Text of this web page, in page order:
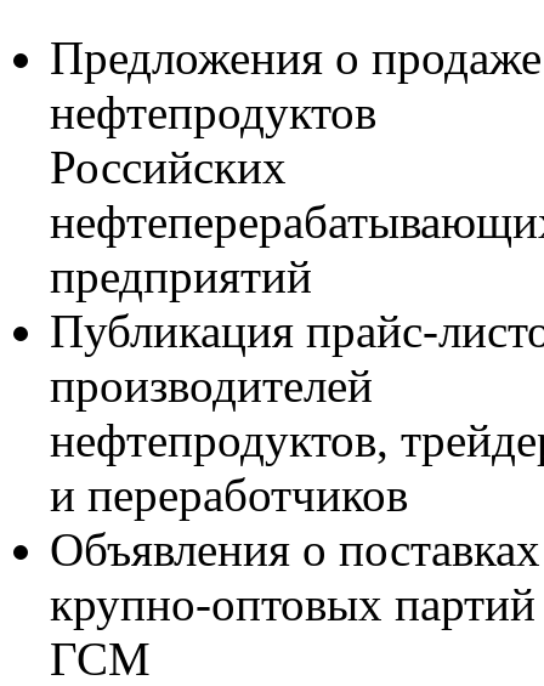
Предложения о продаже
нефтепродуктов
Российских
предприятий
Публикация прайс-
производителей
нефтепродуктов,
и переработчиков
Объявления о поставках
крупно-оптовых партий
ГСМ